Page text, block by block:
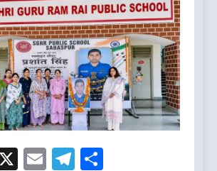
X EmailTelegram